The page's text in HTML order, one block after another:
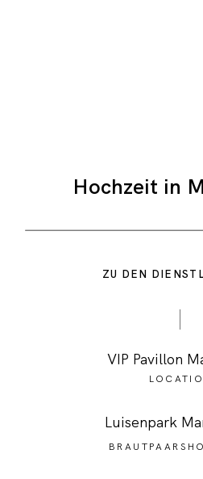
ZU DEN
VIP Pavillon
Luisenpark
Hochzeit in